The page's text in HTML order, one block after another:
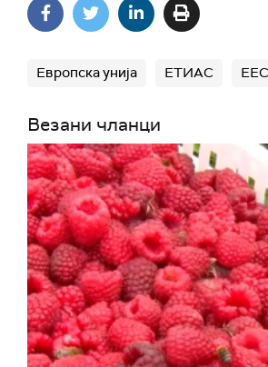
Европска унија ЕТИАС
Везани чланци